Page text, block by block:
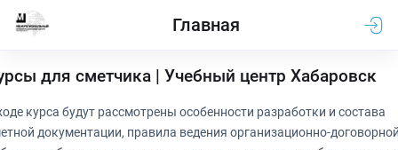
Главная
для сметчика | Учебный центр Хабаровск
курса будут рассмотрены особенности разработки и состава
документации, правила ведения организационно-